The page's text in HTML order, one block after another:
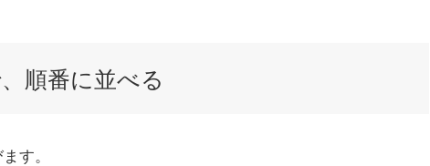
順番に並べる
す。